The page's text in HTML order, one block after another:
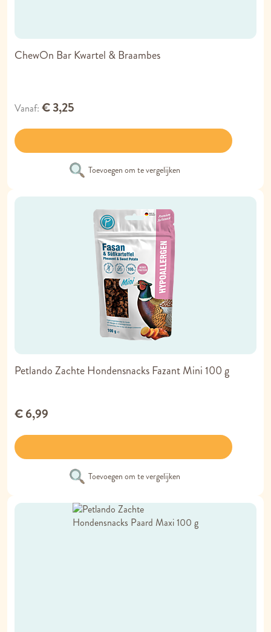
ChewOn Bar Kwartel & Braambes
Vanaf € 3,25
Toevoegen om te vergelijken
Petlando Zachte Hondensnacks Fazant Mini 100 g
€ 6,99
Toevoegen om te vergelijken